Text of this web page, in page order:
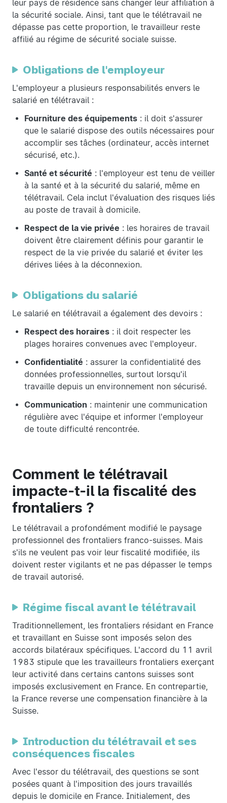
leur pays de résidence sans changer leur affiliation à
la sécurité sociale. Ainsi, tant que le télétravail ne
dépasse pas cette proportion, le travailleur reste
affilié au régime de sécurité sociale suisse.
Obligations de l'employeur
L'employeur a plusieurs responsabilités envers le
salarié en télétravail :
Fourniture des équipements : il doit s'assurer
que le salarié dispose des outils nécessaires pour
accomplir ses tâches (ordinateur, accès internet
sécurisé, etc.).
Santé et sécurité : l'employeur est tenu de veiller
à la santé et à la sécurité du salarié, même en
télétravail. Cela inclut l'évaluation des risques liés
au poste de travail à domicile.
Respect de la vie privée : les horaires de travail
doivent être clairement définis pour garantir le
respect de la vie privée du salarié et éviter les
dérives liées à la déconnexion.
Obligations du salarié
Le salarié en télétravail a également des devoirs :
Respect des horaires : il doit respecter les
plages horaires convenues avec l'employeur.
Confidentialité : assurer la confidentialité des
données professionnelles, surtout lorsqu'il
travaille depuis un environnement non sécurisé.
Communication : maintenir une communication
régulière avec l'équipe et informer l'employeur
de toute difficulté rencontrée.
Comment le télétravail
impacte-t-il la fiscalité des
frontaliers ?
Le télétravail a profondément modifié le paysage
professionnel des frontaliers franco-suisses. Mais
s'ils ne veulent pas voir leur fiscalité modifiée, ils
doivent rester vigilants et ne pas dépasser le temps
de travail autorisé.
Régime fiscal avant le télétravail
Traditionnellement, les frontaliers résidant en France
et travaillant en Suisse sont imposés selon des
accords bilatéraux spécifiques. L'accord du 11 avril
1983 stipule que les travailleurs frontaliers exerçant
leur activité dans certains cantons suisses sont
imposés exclusivement en France. En contrepartie,
la France reverse une compensation financière à la
Suisse.
Introduction du télétravail et ses
conséquences fiscales
Avec l'essor du télétravail, des questions se sont
posées quant à l'imposition des jours travaillés
depuis le domicile en France. Initialement, des